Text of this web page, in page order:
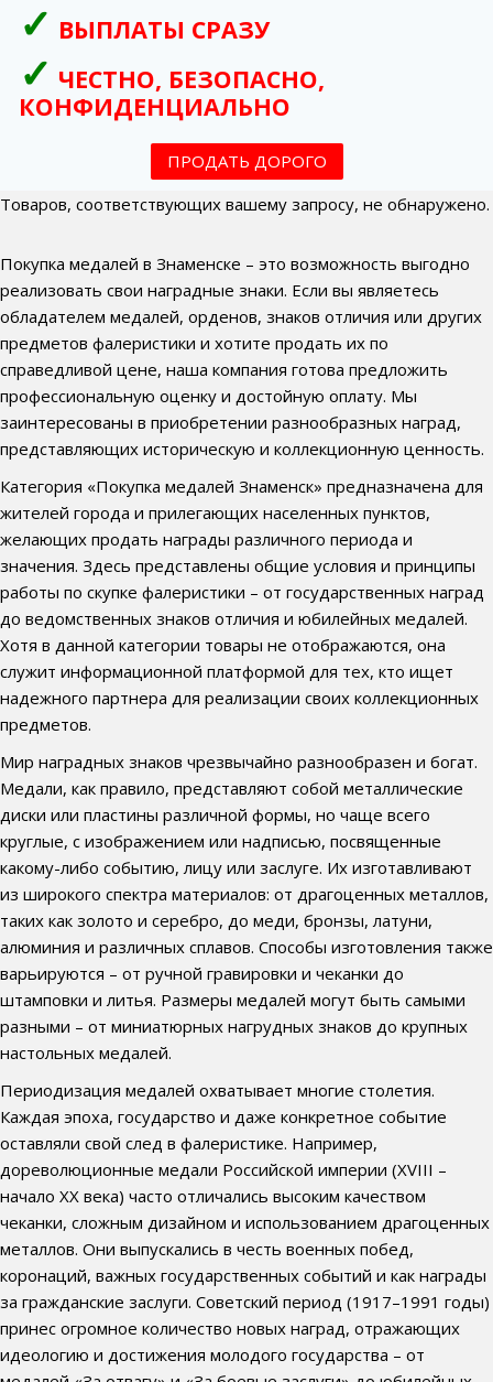
ВЫПЛАТЫ СРАЗУ
ЧЕСТНО, БЕЗОПАСНО,
КОНФИДЕНЦИАЛЬНО
ПРОДАТЬ ДОРОГО
Товаров, соответствующих вашему запросу, не обнаружено.
Покупка медалей в Знаменске – это возможность выгодно
реализовать свои наградные знаки. Если вы являетесь
обладателем медалей, орденов, знаков отличия или других
предметов фалеристики и хотите продать их по
справедливой цене, наша компания готова предложить
профессиональную оценку и достойную оплату. Мы
заинтересованы в приобретении разнообразных наград,
представляющих историческую и коллекционную ценность.
Категория «Покупка медалей Знаменск» предназначена для
жителей города и прилегающих населенных пунктов,
желающих продать награды различного периода и
значения. Здесь представлены общие условия и принципы
работы по скупке фалеристики – от государственных наград
до ведомственных знаков отличия и юбилейных медалей.
Хотя в данной категории товары не отображаются, она
служит информационной платформой для тех, кто ищет
надежного партнера для реализации своих коллекционных
предметов.
Мир наградных знаков чрезвычайно разнообразен и богат.
Медали, как правило, представляют собой металлические
диски или пластины различной формы, но чаще всего
круглые, с изображением или надписью, посвященные
какому-либо событию, лицу или заслуге. Их изготавливают
из широкого спектра материалов: от драгоценных металлов,
таких как золото и серебро, до меди, бронзы, латуни,
алюминия и различных сплавов. Способы изготовления также
варьируются – от ручной гравировки и чеканки до
штамповки и литья. Размеры медалей могут быть самыми
разными – от миниатюрных нагрудных знаков до крупных
настольных медалей.
Периодизация медалей охватывает многие столетия.
Каждая эпоха, государство и даже конкретное событие
оставляли свой след в фалеристике. Например,
дореволюционные медали Российской империи (XVIII –
начало XX века) часто отличались высоким качеством
чеканки, сложным дизайном и использованием драгоценных
металлов. Они выпускались в честь военных побед,
коронаций, важных государственных событий и как награды
за гражданские заслуги. Советский период (1917–1991 годы)
принес огромное количество новых наград, отражающих
идеологию и достижения молодого государства – от